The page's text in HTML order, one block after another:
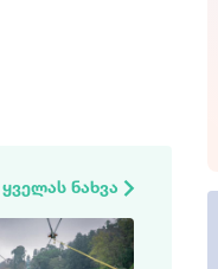
ყველას ნახვა